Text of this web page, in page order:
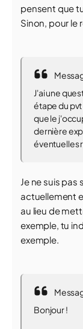
pensent que
Sinon, pour le
J'ai une
étape du
que le
dernière
éventuelles
Je ne suis pas
actuellement
au lieu de
exemple, tu
exemple.
Bonjour !